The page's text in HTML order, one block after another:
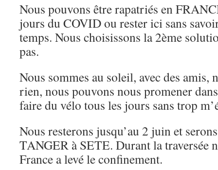
Nous pouvons être rapatriés en
jours du COVID ou rester ici sans
temps. Nous choisissons la 2ème
pas.
Nous sommes au soleil, avec des amis,
rien, nous pouvons nous promener
faire du vélo tous les jours sans trop
Nous resterons jusqu’au 2 juin et
TANGER à SETE. Durant la traversée
France a levé le confinement.